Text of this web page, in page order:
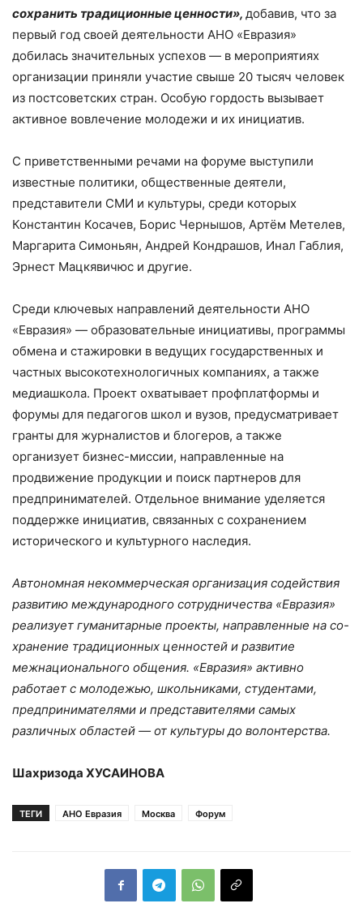
сохранить традиционные ценности», добавив, что за
первый год своей деятельности АНО «Евразия»
добилась значительных успехов — в мероприятиях
организации приняли участие свыше 20 тысяч человек
из постсоветских стран. Особую гордость вызывает
активное вовлечение молодежи и их инициатив.
С приветственными речами на форуме выступили
известные политики, общественные деятели,
представители СМИ и культуры, среди которых
Константин Косачев, Борис Чернышов, Артём Метелев,
Маргарита Симоньян, Андрей Кондрашов, Инал Габлия,
Эрнест Мацкявичюс и другие.
Среди ключевых направлений деятельности АНО
«Евразия» — образовательные инициативы, программы
обмена и стажировки в ведущих государственных и
частных высокотехнологичных компаниях, а также
медиашкола. Проект охватывает профплатформы и
форумы для педагогов школ и вузов, предусматривает
гранты для журналистов и блогеров, а также
организует бизнес-миссии, направленные на
продвижение продукции и поиск партнеров для
предпринимателей. Отдельное внимание уделяется
поддержке инициатив, связанных с сохранением
исторического и культурного наследия.
Автономная некоммерческая организация содействия
развитию международного сотрудничества «Евразия»
реализует гуманитарные проекты, направленные на со-
хранение традиционных ценностей и развитие
межнационального общения. «Евразия» активно
работает с молодежью, школьниками, студентами,
предпринимателями и представителями самых
различных областей — от культуры до волонтерства.
Шахризода ХУСАИНОВА
ТЕГИ АНО Евразия Москва Форум